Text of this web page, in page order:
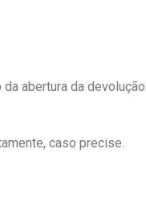
abertura da
caso precise.